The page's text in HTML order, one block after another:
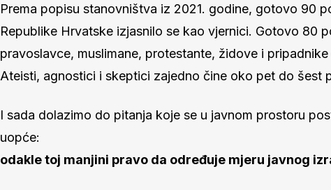
Prema popisu stanovništva iz 2021. godine, gotovo 90
Republike Hrvatske izjasnilo se kao vjernici. Gotovo 80
pravoslavce, muslimane, protestante, židove i pripadnike
Ateisti, agnostici i skeptici zajedno čine oko pet do šest
I sada dolazimo do pitanja koje se u javnom prostoru
uopće:
odakle toj manjini pravo da određuje mjeru javnog